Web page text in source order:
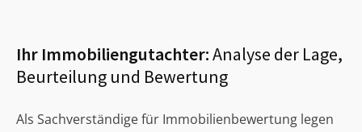
Ihr Immobiliengutachter:Analyse der Lage,
Beurteilung und Bewertung
Als Sachverständige für Immobilienbewertung legen